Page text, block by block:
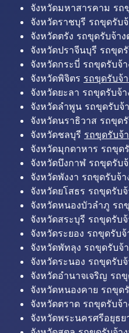
จังหวัดมหาสารคาม รถ
จังหวัดราชบุรี รถขุดรับ
จังหวัดตรัง รถขุดรับจ้า
จังหวัดปราจีนบุรี รถขุด
จังหวัดกระบี่ รถขุดรับจ้
จังหวัดพิจิตร รถขุดรับจ้
จังหวัดยะลา รถขุดรับจ้
จังหวัดลำพูน รถขุดรับจ้
จังหวัดนราธิวาส รถขุด
จังหวัดชลบุรี รถขุดรับจ้
จังหวัดมุกดาหาร รถขุด
จังหวัดบึงกาฬ รถขุดรับ
จังหวัดพังงา รถขุดรับจ้
จังหวัดยโสธร รถขุดรับ
จังหวัดหนองบัวลำภู รถ
จังหวัดสระบุรี รถขุดรับ
จังหวัดระยอง รถขุดรับ
จังหวัดพัทลุง รถขุดรับจ้
จังหวัดระนอง รถขุดรับ
จังหวัดอำนาจเจริญ รถ
จังหวัดหนองคาย รถขุด
จังหวัดตราด รถขุดรับจ้
จังหวัดพระนครศรีอยุธ